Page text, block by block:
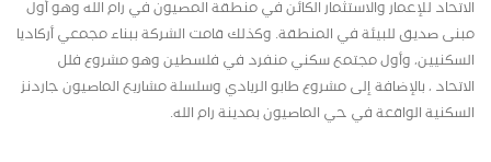
الاتحاد للإعمار والاستثمار الكائن في منطقة المصيون في رام الله وهو أول
مبنى صديق للبيئة في المنطقة. وكذلك قامت الشركة ببناء مجمعي أركاديا
السكنيين، وأول مجتمع سكني منفرد في فلسطين وهو مشروع فلل
الاتحاد ، بالإضافة إلى مشروع طابو الريادي وسلسلة مشاريع الماصيون جاردنز
السكنية الواقعة في حي الماصيون بمدينة رام الله.